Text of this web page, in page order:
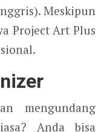
Meskipun
Project Art Plus
mengundang
Anda bisa